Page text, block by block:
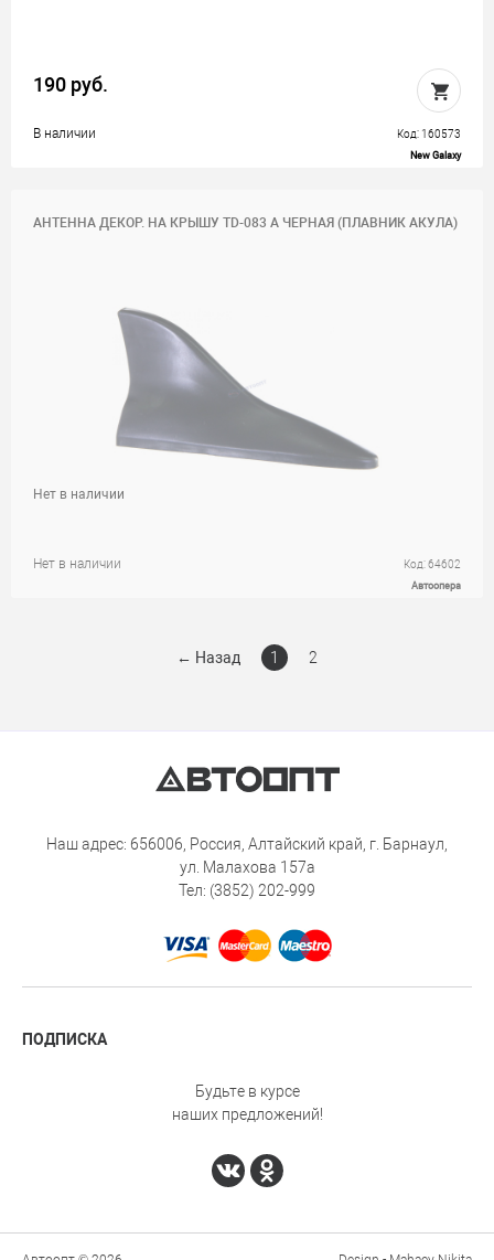
190 руб.
В наличии Код: 160573
New Galaxy
АНТЕННА ДЕКОР. НА КРЫШУ TD-083 A ЧЕРНАЯ (ПЛАВНИК АКУЛА)
Нет в наличии Код: 64602
Автоопера
Нет в наличии
← Назад 1 2
Наш адрес: 656006, Россия, Алтайский край, г. Барнаул,
ул. Малахова 157а
Тел: (3852) 202-999
ПОДПИСКА
Будьте в курсе
наших предложений!